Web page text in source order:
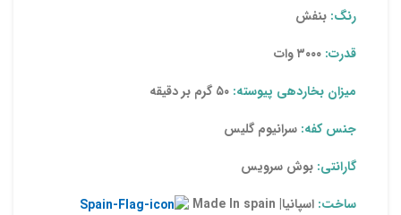
رنگ: بنفش
قدرت:
میزان بخاردهی پیوسته:
جنس کفه: سرانیوم گلیس
گارانتی: بوش سرویس
ساخت: اسپانیا| Made In spain